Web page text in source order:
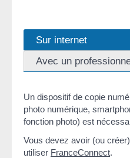
Sur internet
Avec un
Un dispositif de copie
photo numérique,
fonction photo) est
Vous devez avoir (ou
utiliser FranceConnect.